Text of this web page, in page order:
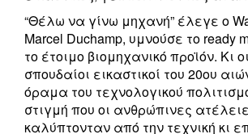
“Θέλω να γίνω μηχανή” έλεγε ο
Marcel Duchamp, υμνούσε το ready
το έτοιμο βιομηχανικό προϊόν. Κι
σπουδαίοι εικαστικοί του 20ου
όραμα του τεχνολογικού
στιγμή που οι ανθρώπινες
καλύπτονταν από την τεχνική κι